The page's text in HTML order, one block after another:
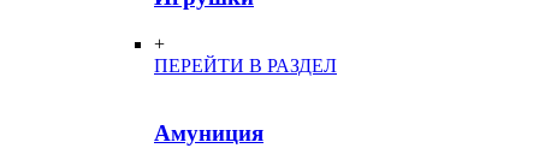
+
ПЕРЕЙТИ В РАЗДЕЛ
Амуниция